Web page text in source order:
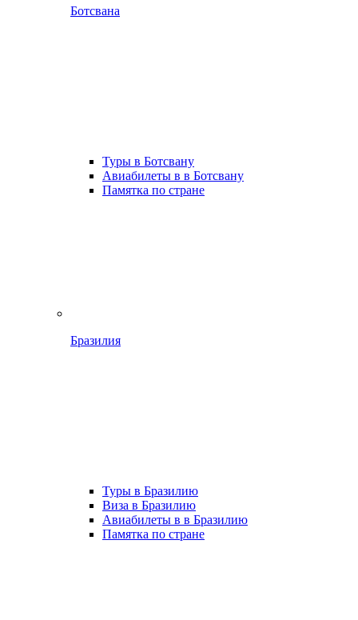
Ботсвана
Туры в Ботсвану
Авиабилеты в в Ботсвану
Памятка по стране
Бразилия
Туры в Бразилию
Виза в Бразилию
Авиабилеты в в Бразилию
Памятка по стране